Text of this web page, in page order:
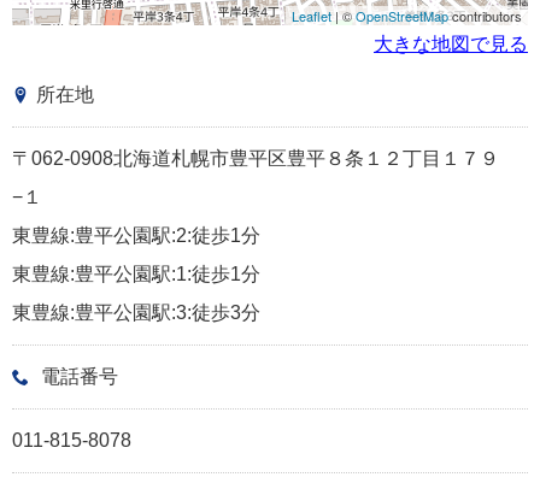
Leaflet| ©OpenStreetMapcontributors
大きな地図で見る
所在地
〒062-0908北海道札幌市豊平区豊平８条１２丁目１７９
−１
東豊線:豊平公園駅:2:徒歩1分
東豊線:豊平公園駅:1:徒歩1分
東豊線:豊平公園駅:3:徒歩3分
電話番号
011-815-8078